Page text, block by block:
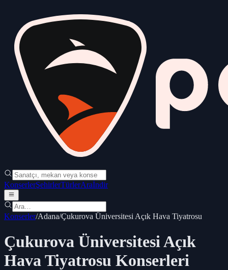
KonserlerŞehirlerTürlerAraİndir
Konserler/Adana/Çukurova Üniversitesi Açık Hava Tiyatrosu
Çukurova Üniversitesi Açık
Hava Tiyatrosu Konserleri